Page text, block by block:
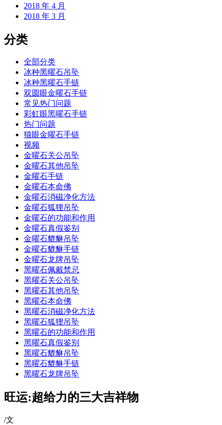
2018 年 4 月
2018 年 3 月
分类
全部分类
冰种黑曜石吊坠
冰种黑曜石手链
双圆眼金曜石手链
常见热门问题
彩虹眼黑曜石手链
热门问题
猫眼金曜石手链
视频
金曜石关公吊坠
金曜石其他吊坠
金曜石手链
金曜石本命佛
金曜石消磁净化方法
金曜石狐狸吊坠
金曜石的功能和作用
金曜石真假鉴别
金曜石貔貅吊坠
金曜石貔貅手链
金曜石龙牌吊坠
黑曜石佩戴禁忌
黑曜石关公吊坠
黑曜石其他吊坠
黑曜石本命佛
黑曜石消磁净化方法
黑曜石狐狸吊坠
黑曜石的功能和作用
黑曜石真假鉴别
黑曜石貔貅吊坠
黑曜石貔貅手链
黑曜石龙牌吊坠
旺运:超给力的三大吉祥物
/文